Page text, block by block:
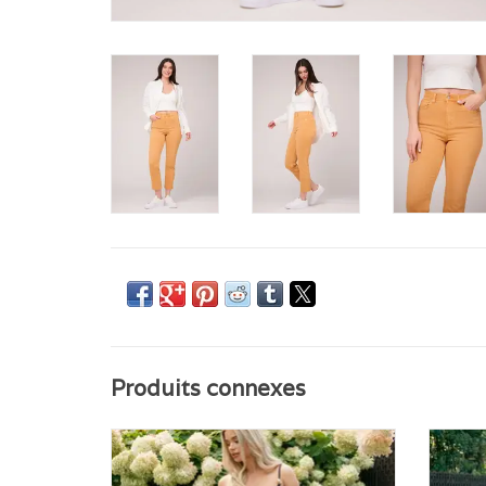
Produits connexes
Emmanuelle est notre jean à coupe décontractée,
alliant structure moderne et confort au quotidien.